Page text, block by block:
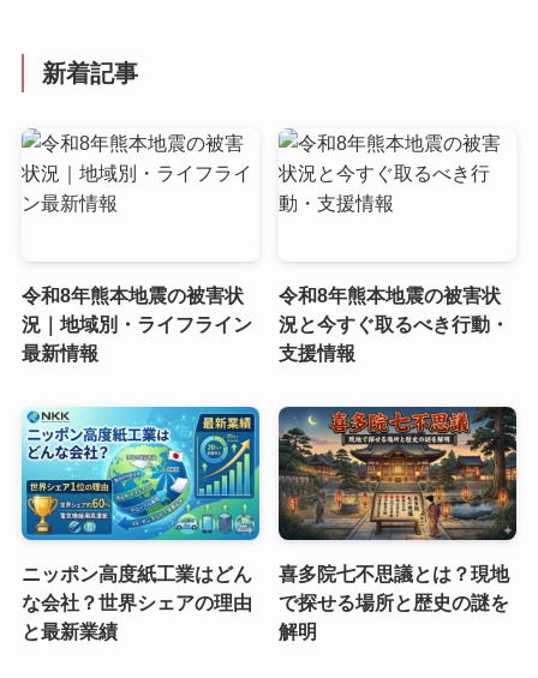
新着記事
令和8年熊本地震の被害状
況｜地域別・ライフライン
最新情報
令和8年熊本地震の被害状
況と今すぐ取るべき行動・
支援情報
ニッポン高度紙工業はどん
な会社？世界シェアの理由
と最新業績
喜多院七不思議とは？現地
で探せる場所と歴史の謎を
解明